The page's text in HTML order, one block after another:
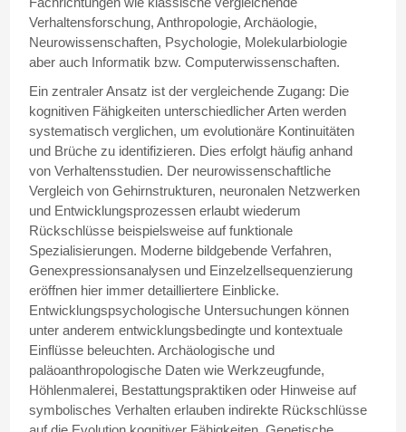
Verhaltensforschung, Anthropologie, Archäologie,
Neurowissenschaften, Psychologie, Molekularbiologie
aber auch Informatik bzw. Computerwissenschaften.
Ein zentraler Ansatz ist der vergleichende Zugang: Die
kognitiven Fähigkeiten unterschiedlicher Arten werden
systematisch verglichen, um evolutionäre Kontinuitäten
und Brüche zu identifizieren. Dies erfolgt häufig anhand
von Verhaltensstudien. Der neurowissenschaftliche
Vergleich von Gehirnstrukturen, neuronalen Netzwerken
und Entwicklungsprozessen erlaubt wiederum
Rückschlüsse beispielsweise auf funktionale
Spezialisierungen. Moderne bildgebende Verfahren,
Genexpressionsanalysen und Einzelzellsequenzierung
eröffnen hier immer detailliertere Einblicke.
Entwicklungspsychologische Untersuchungen können
unter anderem entwicklungsbedingte und kontextuale
Einflüsse beleuchten. Archäologische und
paläoanthropologische Daten wie Werkzeugfunde,
Höhlenmalerei, Bestattungspraktiken oder Hinweise auf
symbolisches Verhalten erlauben indirekte Rückschlüsse